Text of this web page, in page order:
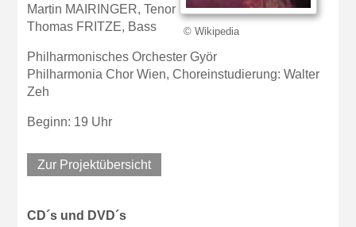
© Wikipedia
Martin MAIRINGER, Tenor
Thomas FRITZE, Bass
Philharmonisches Orchester Györ
Philharmonia Chor Wien, Choreinstudierung: Walter
Zeh
Beginn: 19 Uhr
Zur Projektübersicht
CD´s und DVD´s